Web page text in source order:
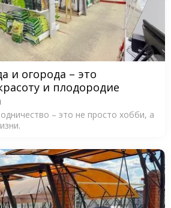
и огорода – это
и плодородие
– это не просто хобби, а